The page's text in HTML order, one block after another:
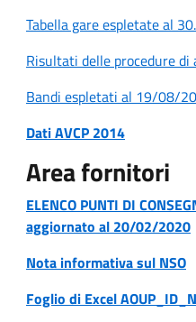
Tabella gare espletate al
Risultati delle procedure
Bandi espletati al 19/08/
Dati AVCP 2014
Area fornitori
ELENCO PUNTI DI
aggiornato al 20/02/2020
Nota informativa sul NSO
Foglio di Excel